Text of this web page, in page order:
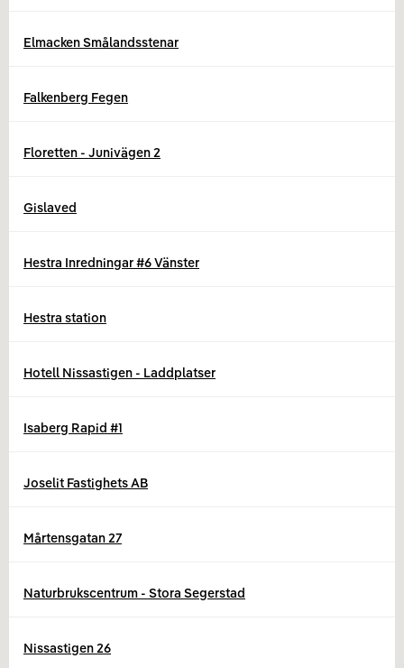
Elmacken Smålandsstenar
Falkenberg Fegen
Floretten - Junivägen 2
Gislaved
Hestra Inredningar #6 Vänster
Hestra station
Hotell Nissastigen - Laddplatser
Isaberg Rapid #1
Joselit Fastighets AB
Mårtensgatan 27
Naturbrukscentrum - Stora Segerstad
Nissastigen 26